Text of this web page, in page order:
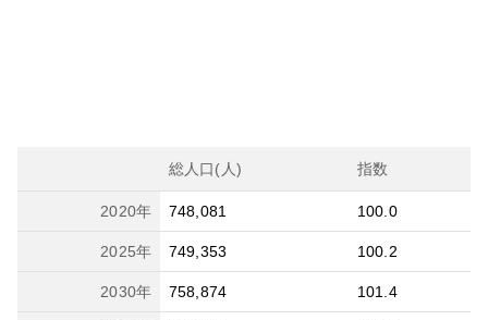
総人口(人) 指数
2020年 748,081 100.0
2025年 749,353 100.2
2030年 758,874 101.4